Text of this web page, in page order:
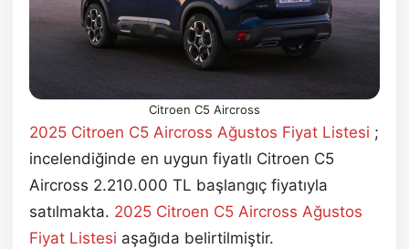
Citroen C5 Aircross
2025 Citroen C5 Aircross Ağustos Fiyat Listesi ;
incelendiğinde en uygun fiyatlı Citroen C5
Aircross 2.210.000 TL başlangıç fiyatıyla
satılmakta. 2025 Citroen C5 Aircross Ağustos
Fiyat Listesi aşağıda belirtilmiştir.